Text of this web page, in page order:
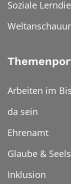
Soziale
Arbeiten im
da sein
Ehrenamt
Glaube &
Inklusion